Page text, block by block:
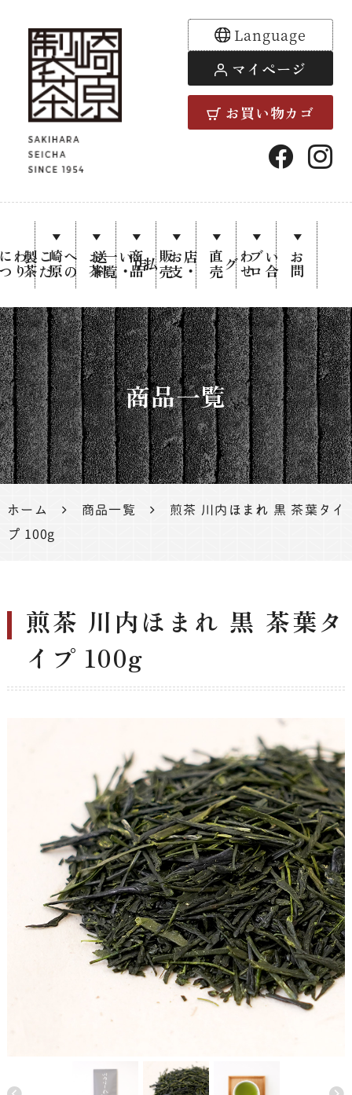
崎原製茶
公式通販
サイト |
茶師謹製
の日本
茶、鹿児
島茶
崎
原
製
茶
に
つ
い お
茶
へ
の
こ
だ
わ
り 商
品
一
覧 お
支
払 い
・
送
料 直
売
店
・
販
売
店 ブ
ロ
グ お
問
い
合
わ
せ
Language
マイページ
お買い物カゴ
商品一覧
ホーム 商品一覧
煎茶 川内ほまれ 黒 茶葉タイ
プ 100g
煎茶 川内ほまれ 黒 茶葉タ
イプ 100g